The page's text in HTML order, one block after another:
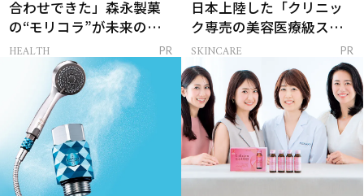
合わせできた」森永製菓
の“モリコラ”が未来のキ
レイを連れてくる！
HEALTH PR
日本上陸した「クリニッ
ク専売の美容医療級スキ
ンケア」
SKINCARE PR